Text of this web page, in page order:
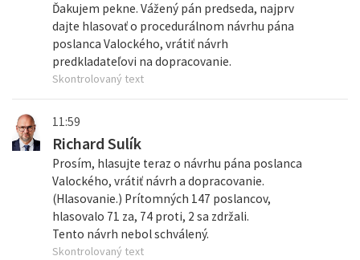
Ďakujem pekne. Vážený pán predseda, najprv
dajte hlasovať o procedurálnom návrhu pána
poslanca Valockého, vrátiť návrh
predkladateľovi na dopracovanie.
Skontrolovaný text
11:59
Richard Sulík
Prosím, hlasujte teraz o návrhu pána poslanca
Valockého, vrátiť návrh a dopracovanie.
(Hlasovanie.) Prítomných 147 poslancov,
hlasovalo 71 za, 74 proti, 2 sa zdržali.
Tento návrh nebol schválený.
Skontrolovaný text